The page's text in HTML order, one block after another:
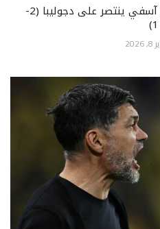
كأس الكونفدرالية.. أولمبيك آسفي ينتصر على دجوليبا (2-
1)